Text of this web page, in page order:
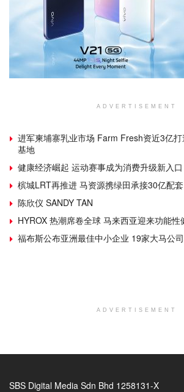
ADVERTISEMENT
进军柬埔寨乳业市场 Farm Fresh资近3亿
基地
健康经济崛起 运动赛事成为消费升级新入口
槟城LRT再推进 马资源携绿田承接30亿配套
陈欣仪 SANDY TAN
HYROX 热潮席卷全球 马来西亚迎来功能性
福布斯公布亚洲最佳中小企业 19家大马公
ADVERTISEMENT
SBS Digital Media Sdn Bhd 1258131-X